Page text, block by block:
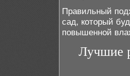
Правильный
сад, который
повышенной
Лучшие